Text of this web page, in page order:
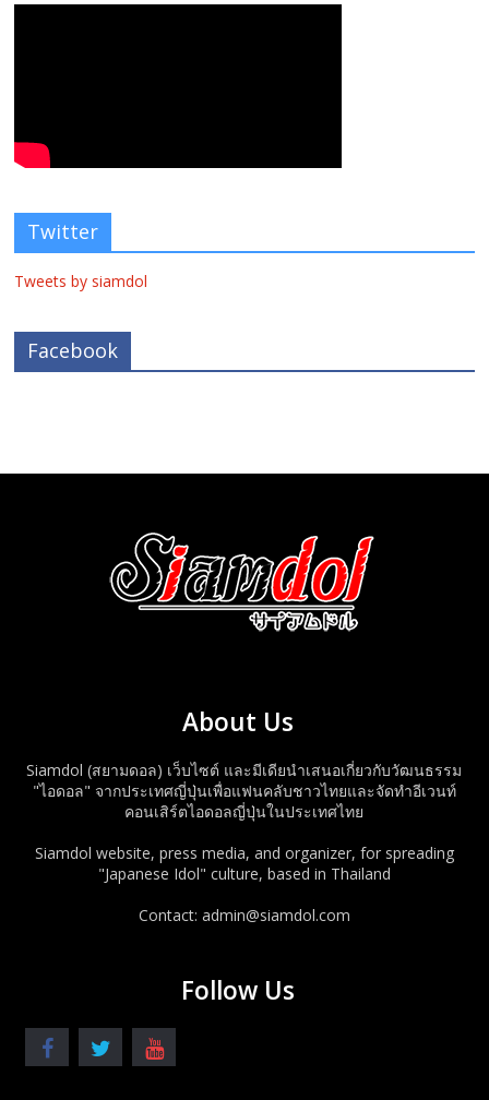
Twitter
Tweets by siamdol
Facebook
About Us
Siamdol (สยามดอล) เว็บไซต์ และมีเดียนำเสนอเกี่ยวกับวัฒนธรรม
"ไอดอล" จากประเทศญี่ปุ่นเพื่อแฟนคลับชาวไทยและจัดทำอีเวนท์
คอนเสิร์ตไอดอลญี่ปุ่นในประเทศไทย
Siamdol website, press media, and organizer, for spreading
"Japanese Idol" culture, based in Thailand
Contact: admin@siamdol.com
Follow Us